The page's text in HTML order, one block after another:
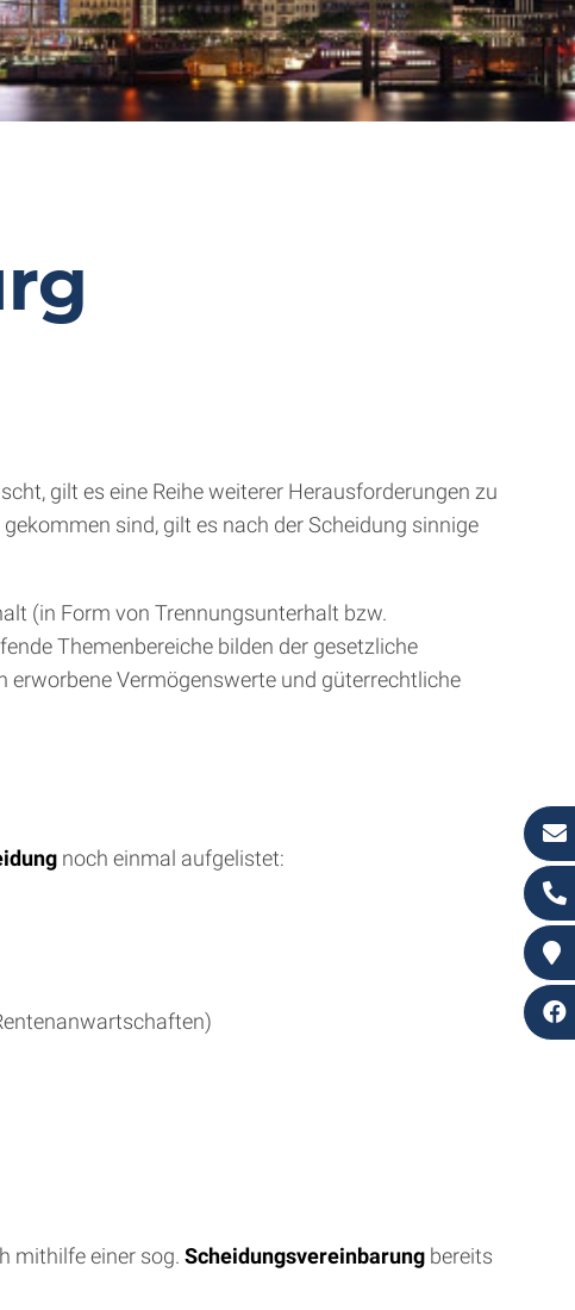
gilt es eine Reihe weiterer Herausforderungen zu
sind, gilt es nach der Scheidung sinnige
(in Form von Trennungsunterhalt bzw.
Themenbereiche bilden der gesetzliche
Vermögenswerte und güterrechtliche
noch einmal aufgelistet:
mithilfe einer sog. Scheidungsvereinbarung bereits